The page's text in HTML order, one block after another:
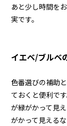
あと少し時間を
実です。
イエベ/ブルベ
色番選びの補助
ておくと便利で
が緑がかって見
がかって見える